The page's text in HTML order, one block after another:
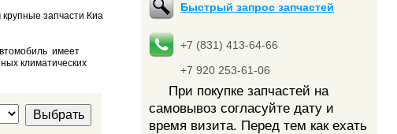
Быстрый запрос запчастей
+7 (831) 413-64-66
+7 920 253-61-06
При покупке запчастей на
самовывоз согласуйте дату и
время визита. Перед тем как ехать
запчасти Киа
имеет
климатических